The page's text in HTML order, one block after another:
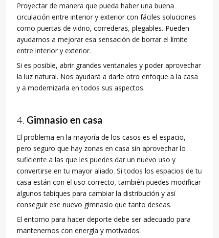
Proyectar de manera que pueda haber una buena
circulación entre interior y exterior con fáciles soluciones
como puertas de vidrio, correderas, plegables. Pueden
ayudarnos a mejorar esa sensación de borrar el límite
entre interior y exterior.
Si es posible, abrir grandes ventanales y poder aprovechar
la luz natural. Nos ayudará a darle otro enfoque a la casa
y a modernizarla en todos sus aspectos.
Gimnasio en casa
El problema en la mayoría de los casos es el espacio,
pero seguro que hay zonas en casa sin aprovechar lo
suficiente a las que les puedes dar un nuevo uso y
convertirse en tu mayor aliado. Si todos los espacios de tu
casa están con el uso correcto, también puedes modificar
algunos tabiques para cambiar la distribución y así
conseguir ese nuevo gimnasio que tanto deseas.
El entorno para hacer deporte debe ser adecuado para
mantenernos con energía y motivados.